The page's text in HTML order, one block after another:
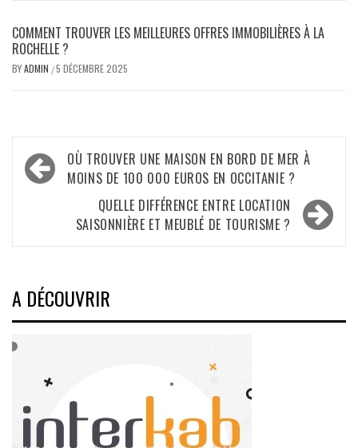
COMMENT TROUVER LES MEILLEURES OFFRES IMMOBILIÈRES À LA
ROCHELLE ?
BYADMIN /5 DÉCEMBRE 2025
Navigation
de
l’article
OÙ TROUVER UNE MAISON EN BORD DE MER À
MOINS DE 100 000 EUROS EN OCCITANIE ?
QUELLE DIFFÉRENCE ENTRE LOCATION
SAISONNIÈRE ET MEUBLÉ DE TOURISME ?
A DÉCOUVRIR